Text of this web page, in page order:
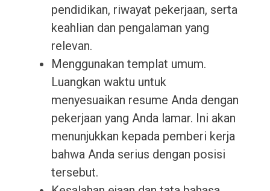
pendidikan, riwayat pekerjaan, serta
keahlian dan pengalaman yang
relevan.
Menggunakan templat umum.
Luangkan waktu untuk
menyesuaikan resume Anda dengan
pekerjaan yang Anda lamar. Ini akan
menunjukkan kepada pemberi kerja
bahwa Anda serius dengan posisi
tersebut.